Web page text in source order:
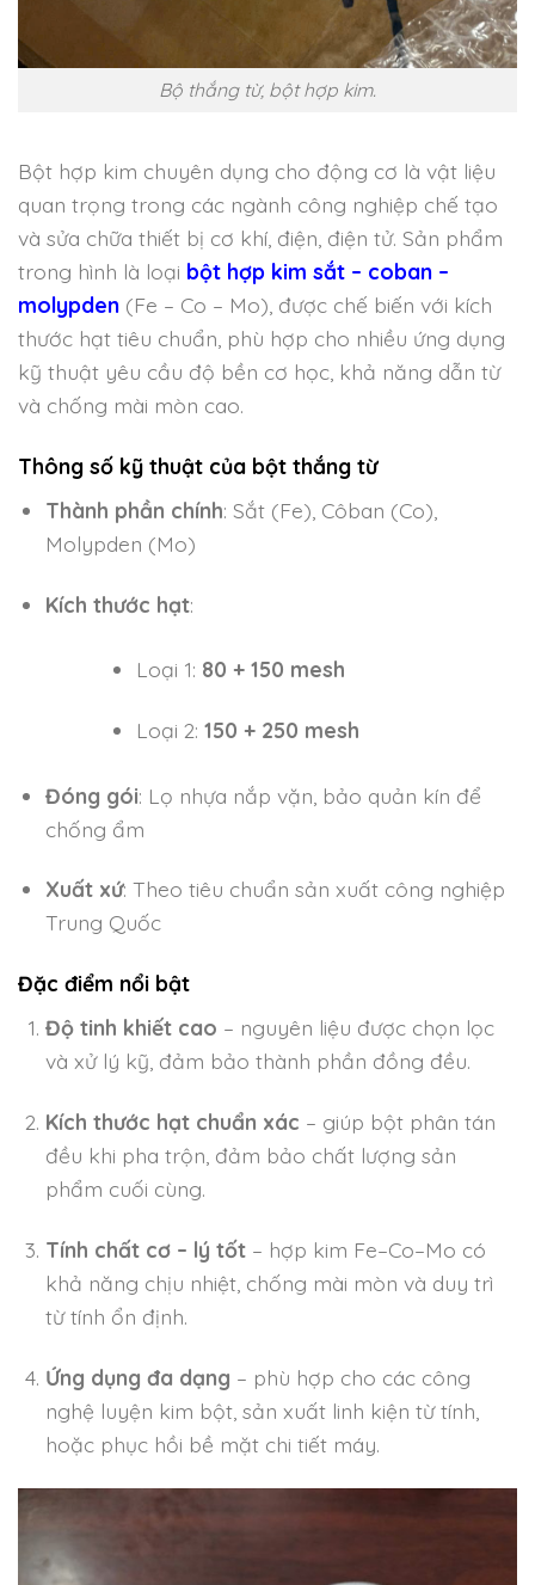
Bộ thắng từ, bột hợp kim.
Bột hợp kim chuyên dụng cho động cơ là vật liệu
quan trọng trong các ngành công nghiệp chế tạo
và sửa chữa thiết bị cơ khí, điện, điện tử. Sản phẩm
trong hình là loại bột hợp kim sắt – coban –
molypden (Fe – Co – Mo), được chế biến với kích
thước hạt tiêu chuẩn, phù hợp cho nhiều ứng dụng
kỹ thuật yêu cầu độ bền cơ học, khả năng dẫn từ
và chống mài mòn cao.
Thông số kỹ thuật của bột thắng từ
Thành phần chính: Sắt (Fe), Côban (Co),
Molypden (Mo)
Kích thước hạt:
Loại 1: 80 + 150 mesh
Loại 2: 150 + 250 mesh
Đóng gói: Lọ nhựa nắp vặn, bảo quản kín để
chống ẩm
Xuất xứ: Theo tiêu chuẩn sản xuất công nghiệp
Trung Quốc
Đặc điểm nổi bật
Độ tinh khiết cao – nguyên liệu được chọn lọc
và xử lý kỹ, đảm bảo thành phần đồng đều.
Kích thước hạt chuẩn xác – giúp bột phân tán
đều khi pha trộn, đảm bảo chất lượng sản
phẩm cuối cùng.
Tính chất cơ – lý tốt– hợp kim Fe–Co–Mo có
khả năng chịu nhiệt, chống mài mòn và duy trì
từ tính ổn định.
Ứng dụng đa dạng – phù hợp cho các công
nghệ luyện kim bột, sản xuất linh kiện từ tính,
hoặc phục hồi bề mặt chi tiết máy.